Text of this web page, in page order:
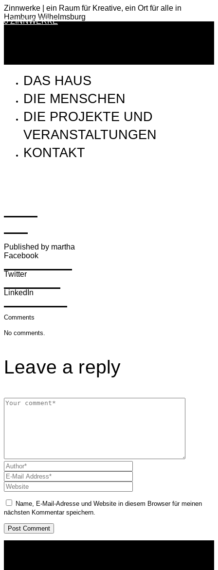
Zinnwerke | ein Raum für Kreative, ein Ort für alle in
Hamburg Wilhelmsburg
0 ZINNWERKE
DAS HAUS
DIE MENSCHEN
DIE PROJEKTE UND
VERANSTALTUNGEN
KONTAKT
Published by martha
Facebook
Twitter
LinkedIn
Comments
No comments.
Leave a reply
Name, E-Mail-Adresse und Website in diesem Browser für meinen
nächsten Kommentar speichern.